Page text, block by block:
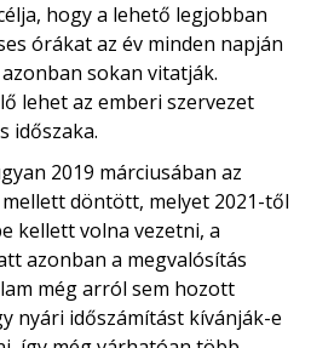
hogy a lehető legjobban
órákat az év minden napján
sokan vitatják.
lehet az emberi szervezet
időszaka.
2019 márciusában az
döntött, melyet 2021-től
kellett volna vezetni, a
azonban a megvalósítás
még arról sem hozott
nyári időszámítást kívánják-e